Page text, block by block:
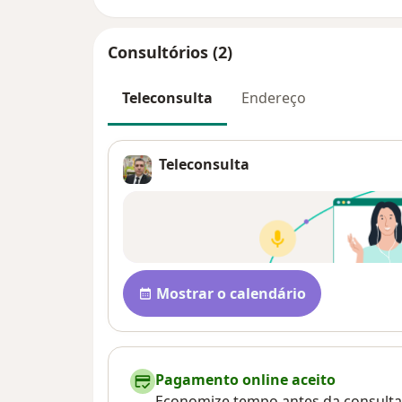
Consultórios (2)
Teleconsulta Endereço
Teleconsulta
Disponibilidade
Mostrar o calendário
Pagamento online aceito